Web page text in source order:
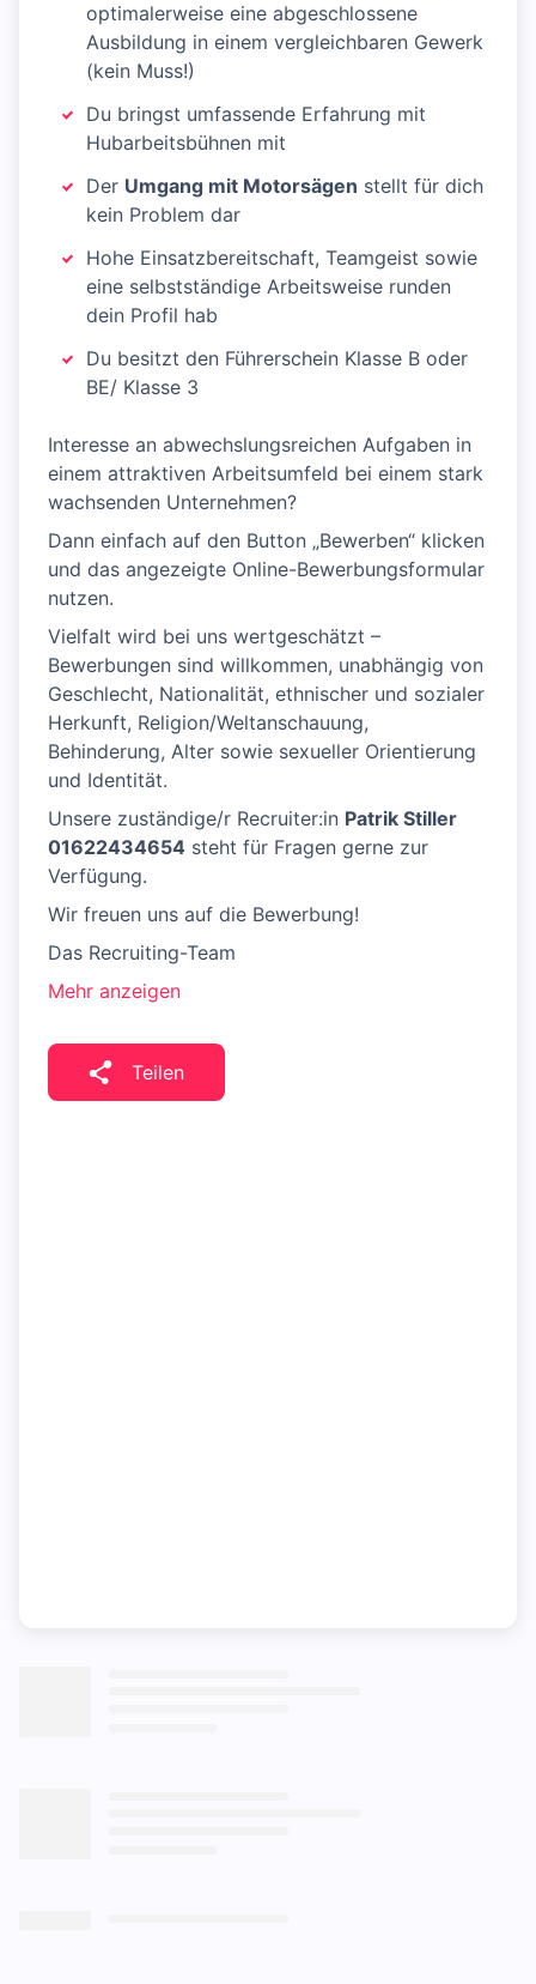
optimalerweise eine abgeschlossene
Ausbildung in einem vergleichbaren Gewerk
(kein Muss!)
Du bringst umfassende Erfahrung mit
Hubarbeitsbühnen mit
Der Umgang mit Motorsägen stellt für dich
kein Problem dar
Hohe Einsatzbereitschaft, Teamgeist sowie
eine selbstständige Arbeitsweise runden
dein Profil hab
Du besitzt den Führerschein Klasse B oder
BE/ Klasse 3
Interesse an abwechslungsreichen Aufgaben in
einem attraktiven Arbeitsumfeld bei einem stark
wachsenden Unternehmen?
Dann einfach auf den Button „Bewerben“ klicken
und das angezeigte Online-Bewerbungsformular
nutzen.
Vielfalt wird bei uns wertgeschätzt –
Bewerbungen sind willkommen, unabhängig von
Geschlecht, Nationalität, ethnischer und sozialer
Herkunft, Religion/Weltanschauung,
Behinderung, Alter sowie sexueller Orientierung
und Identität.
Unsere zuständige/r Recruiter:in Patrik Stiller
01622434654 steht für Fragen gerne zur
Verfügung.
Wir freuen uns auf die Bewerbung!
Das Recruiting-Team
Mehr anzeigen
Teilen